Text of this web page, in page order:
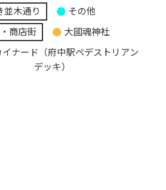
並木通り
その他
商店街
大國魂神社
ナード（府中駅ペデストリアン
デッキ）